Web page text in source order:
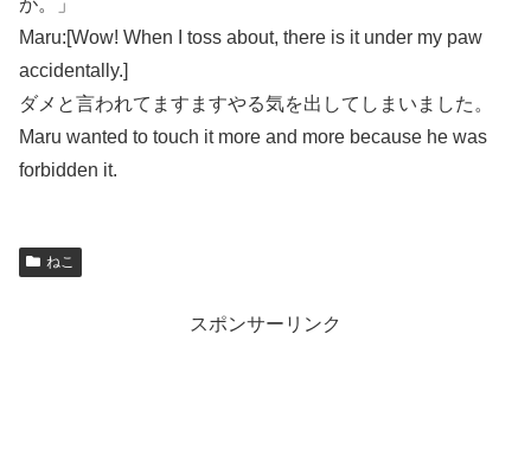
が。」
Maru:[Wow! When I toss about, there is it under my paw
accidentally.]
ダメと言われてますますやる気を出してしまいました。
Maru wanted to touch it more and more because he was
forbidden it.
ねこ
スポンサーリンク